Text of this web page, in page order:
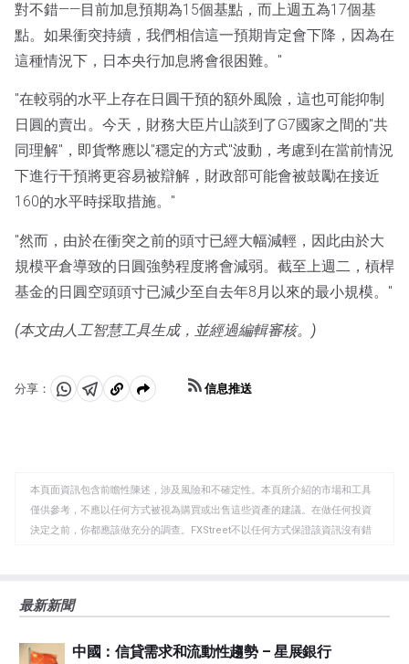
對不錯——目前加息預期為15個基點，而上週五為17個基
點。如果衝突持續，我們相信這一預期肯定會下降，因為在
這種情況下，日本央行加息將會很困難。"
"在較弱的水平上存在日圓干預的額外風險，這也可能抑制
日圓的賣出。今天，財務大臣片山談到了G7國家之間的"共
同理解"，即貨幣應以"穩定的方式"波動，考慮到在當前情況
下進行干預將更容易被辯解，財政部可能會被鼓勵在接近
160的水平時採取措施。"
"然而，由於在衝突之前的頭寸已經大幅減輕，因此由於大
規模平倉導致的日圓強勢程度將會減弱。截至上週二，槓桿
基金的日圓空頭頭寸已減少至自去年8月以來的最小規模。"
(本文由人工智慧工具生成，並經過編輯審核。)
分享：
分 分 複
板
信息推送
本頁面資訊包含前瞻性陳述，涉及風險和不確定性。本頁所介紹的市場和工具
僅供參考，不應以任何方式被視為購買或出售這些資產的建議。在做任何投資
決定之前，你都應該做充分的調查。FXStreet不以任何方式保證該資訊沒有錯
觀點，並不代表FXStreet或其廣告商的官方政策或立場。作者不對本頁連結的
如果文章正文中沒有明確提到，在撰寫本文時，作者在本文中提到的任何股票
最新新聞
中國：信貸需求和流動性趨勢 – 星展銀行